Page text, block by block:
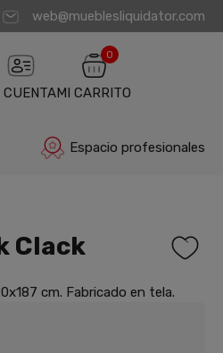
web@mueblesliquidator.com
CUENTA
0
MI CARRITO
Espacio profesionales
Clack
cm. Fabricado en tela.